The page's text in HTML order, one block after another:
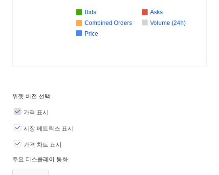
Bids
Asks
Combined Orders
Volume (24h)
Price
위젯 버전 선택:
가격 표시
시장 메트릭스 표시
가격 차트 표시
주요 디스플레이 통화: